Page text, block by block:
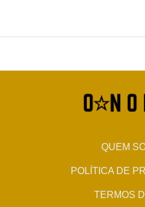
QUEM
POLÍTICA DE
TERMOS